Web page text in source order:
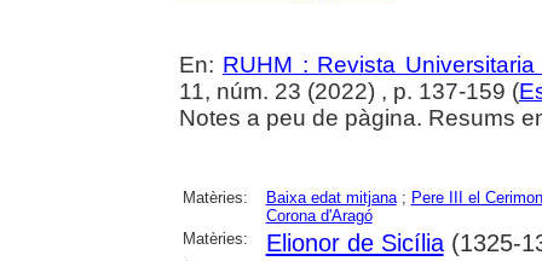
En: RUHM : Revista
11, núm. 23 (2022) , p. 137-159 (
Notes a peu de pàgina. Resums
Matèries: Baixa edat mitjana; Pere III el
Corona d'Aragó
Matèries:
Elionor de Sicília(1325-